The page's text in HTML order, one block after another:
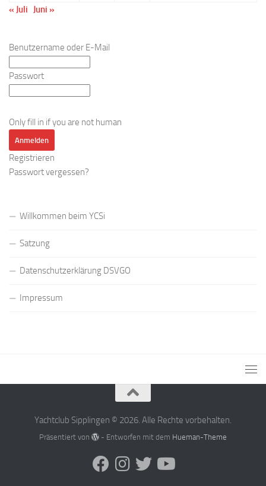
« Juli
Juni »
Benutzername oder E-Mail
Passwort
Only fill in if you are not human
Registrieren
Passwort vergessen?
Willkommen beim YCSi
Satzung
Datenschutzerklärung DSVGO
Impressum
Yachtclub Sipplingen © 2026. Alle Rechte vorbehalten.
Präsentiert von - Entworfen mit dem Hueman-Theme